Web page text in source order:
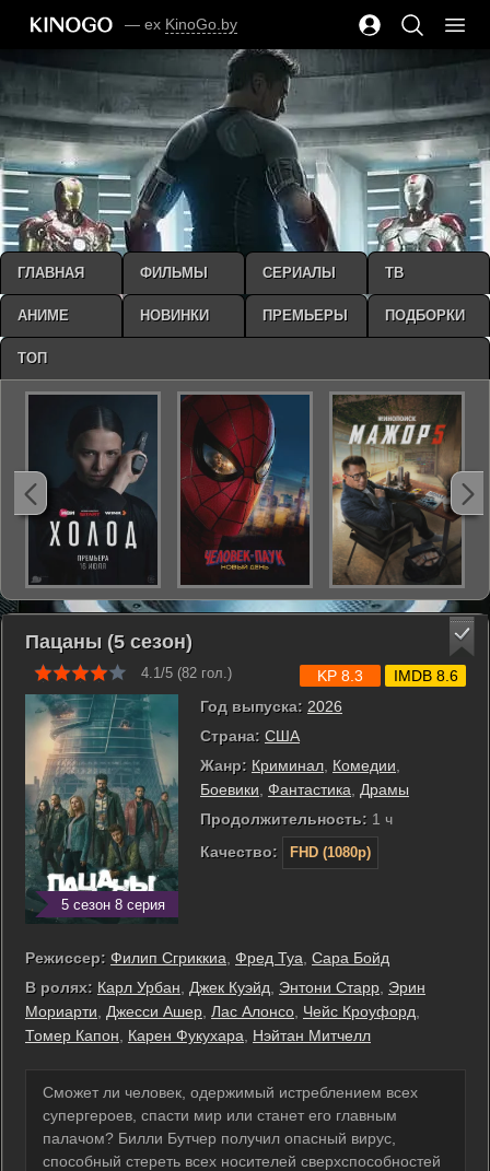
— ex KinoGo.by
Пацаны (5 сезон)
4.1/5 (82 гол.)
5 сезон 8 серия
Год выпуска: 2026
Страна: США
Жанр: Криминал Комедии
Боевики Фантастика
Драмы
Продолжительность: 1 ч
Качество:
FHD (1080p)
KP 8.3 IMDB 8.6
Режиссер: Филип Сгриккиа Фред Туа Сара Бойд
В ролях: Карл Урбан Джек Куэйд Энтони Старр Эрин
Мориарти
Джесси Ашер Лас Алонсо Чейс Кроуфорд
Томер Капон
Карен Фукухара Нэйтан Митчелл
Сможет ли человек, одержимый истреблением всех
супергероев, спасти мир или станет его главным
палачом? Билли Бутчер получил опасный вирус,
способный стереть всех носителей сверхспособностей
ГЛАВНАЯ ФИЛЬМЫ СЕРИАЛЫ ТВ
АНИМЕ НОВИНКИ ПРЕМЬЕРЫ ПОДБОРКИ
ТОП